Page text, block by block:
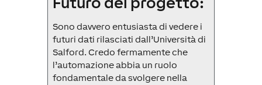
Sono davvero entusiasta di vedere i
futuri dati rilasciati dall’Università di
Salford. Credo fermamente che
l’automazione abbia un ruolo
fondamentale da svolgere nella